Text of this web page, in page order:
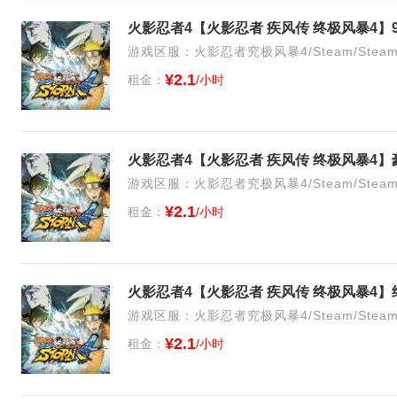
游戏区服：火影忍者究极风暴4/Steam/
租金： ¥2.1/小时
火影忍者4【火影忍者 疾风传 终极风暴4
游戏区服：火影忍者究极风暴4/Steam/
租金： ¥2.1/小时
游戏区服：火影忍者究极风暴4/Steam/
租金： ¥2.1/小时